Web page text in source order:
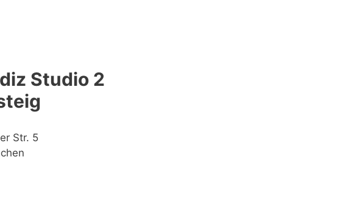
Studio 2
Str. 5